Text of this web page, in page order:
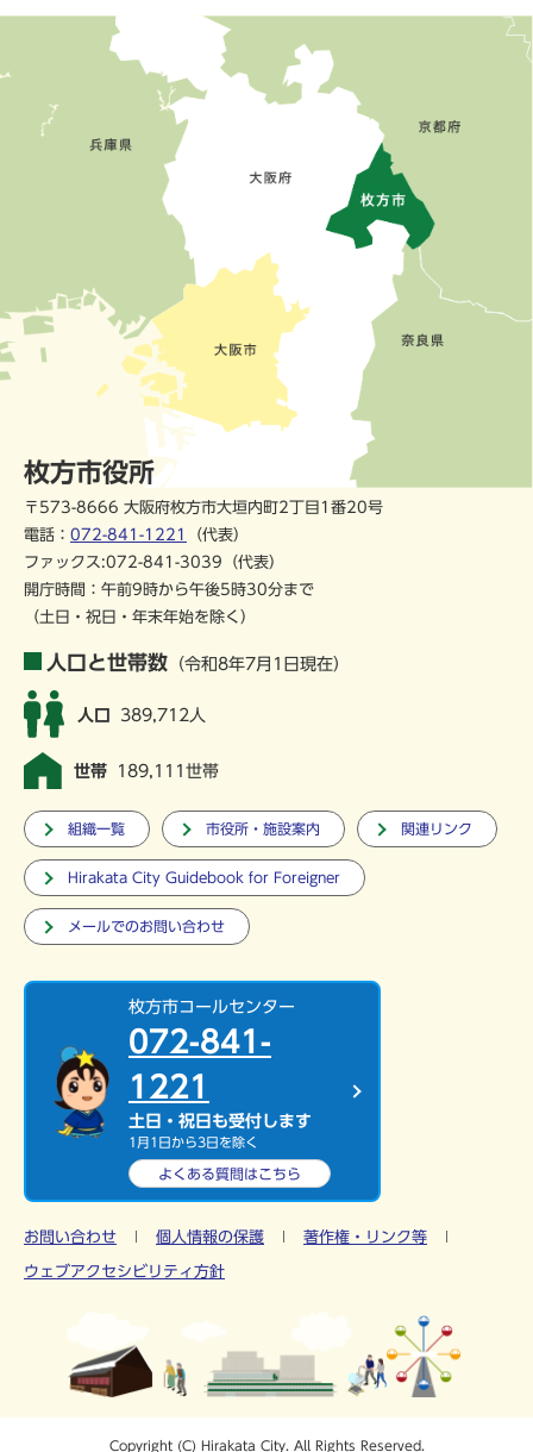
枚方市役所
〒573-8666 大阪府枚方市大垣内町2丁目1番20号
電話： 072-841-1221
（代表）
ファックス:072-841-3039（代表）
開庁時間：午前9時から午後5時30分まで
（土日・祝日・年末年始を除く）
人口と世帯数 （令和8年7月1日現在）
人口 389,712人
世帯 189,111世帯
組織一覧 市役所・施設案内 関連リンク
Hirakata City Guidebook for Foreigner
メールでのお問い合わせ
枚方市コールセンター
072-841-
1221
土日・祝日も受付します
1月1日から3日を除く
よくある質問はこちら
お問い合わせ 個人情報の保護 著作権・リンク等
ウェブアクセシビリティ方針
Copyright (C) Hirakata City. All Rights Reserved.